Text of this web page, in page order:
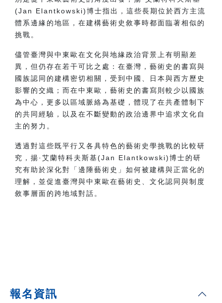
(Jan Elantkowski)博士指出，這些長期位於西方主流
體系邊緣的地區，在建構藝術史敘事時都面臨著相似的
挑戰。
儘管臺灣與中東歐在文化與地緣政治背景上有明顯差
異，但仍存在若干可比之處：在臺灣，藝術史的書寫與
國族認同的建構密切相關，受到中國、日本與西方歷史
影響的交織；而在中東歐，藝術史的書寫則較少以國族
為中心，更多以區域脈絡為基礎，體現了在共產體制下
的共同經驗，以及在不斷變動的政治邊界中追求文化自
主的努力。
透過對這些既平行又各具特色的藝術史學挑戰的比較研
究，揚·艾蘭特科夫斯基(Jan Elantkowski)博士的研
究有助於深化對「邊陲藝術史」如何被建構與正當化的
理解，並促進臺灣與中東歐在藝術史、文化認同與制度
敘事層面的跨地域對話。
報名資訊